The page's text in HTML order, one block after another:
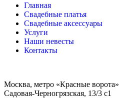
Главная
Свадебные платья
Свадебные аксессуары
Услуги
Наши невесты
Контакты
Москва, метро «Красные ворота»
Садовая-Черногрязская, 13/3 с1